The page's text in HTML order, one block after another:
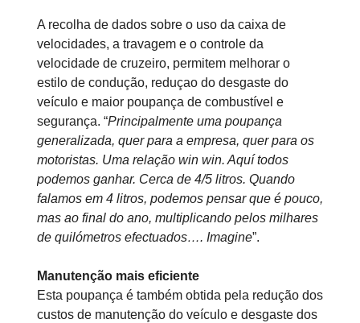
A recolha de dados sobre o uso da caixa de
velocidades, a travagem e o controle da
velocidade de cruzeiro, permitem melhorar o
estilo de condução, reduçao do desgaste do
veículo e maior poupança de combustível e
segurança. “Principalmente uma poupança
generalizada, quer para a empresa, quer para os
motoristas. Uma relação win win. Aquí todos
podemos ganhar. Cerca de 4/5 litros. Quando
falamos em 4 litros, podemos pensar que é pouco,
mas ao final do ano, multiplicando pelos milhares
de quilómetros efectuados…. Imagine”.
Manutenção mais eficiente
Esta poupança é também obtida pela redução dos
custos de manutenção do veículo e desgaste dos